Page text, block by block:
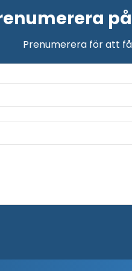
Prenumerera för att